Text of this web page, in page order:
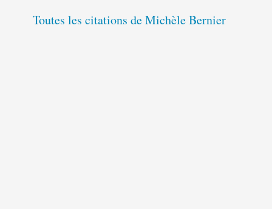
Toutes les citations de Michèle Bernier